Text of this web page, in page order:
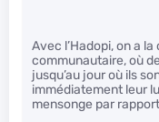
Avec l’Hadopi, on a
communautaire, où
jusqu’au jour où ils
immédiatement leur
mensonge par